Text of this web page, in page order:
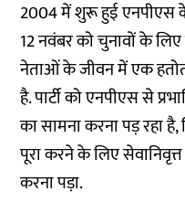
2004 में शुरू हुई एनपीएस
12 नवंबर को चुनावों के
नेताओं के जीवन में एक
है. पार्टी को एनपीएस से
का सामना करना पड़ रहा
पूरा करने के लिए
करना पड़ा.